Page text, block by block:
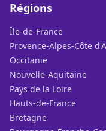
Régions
Île-de-France
Provence-Alpes-Côte
Occitanie
Nouvelle-Aquitaine
Pays de la Loire
Hauts-de-France
Bretagne